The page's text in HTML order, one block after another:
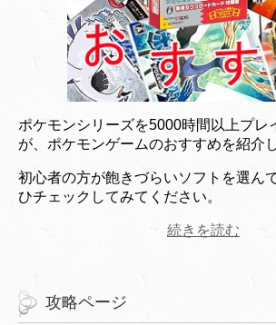
ポケモンシリーズを5000時間以上プレ
が、ポケモンゲームのおすすめを紹介
初心者の方が飽きづらいソフトを選ん
ひチェックしてみてください。
続きを読む
攻略ページ